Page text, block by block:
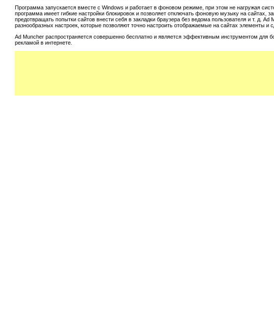
Программа запускается вместе с Windows и работает в фоновом режиме, при этом не нагружая
программа имеет гибкие настройки блокировок и позволяет отключать фоновую музыку на сайтах,
предотвращать попытки сайтов внести себя в закладки браузера без ведома пользователя и т. д.
разнообразных настроек, которые позволяют точно настроить отображаемые на сайтах элементы и
Ad Muncher распространяется совершенно бесплатно и является эффективным инструментом для
рекламой в интернете.